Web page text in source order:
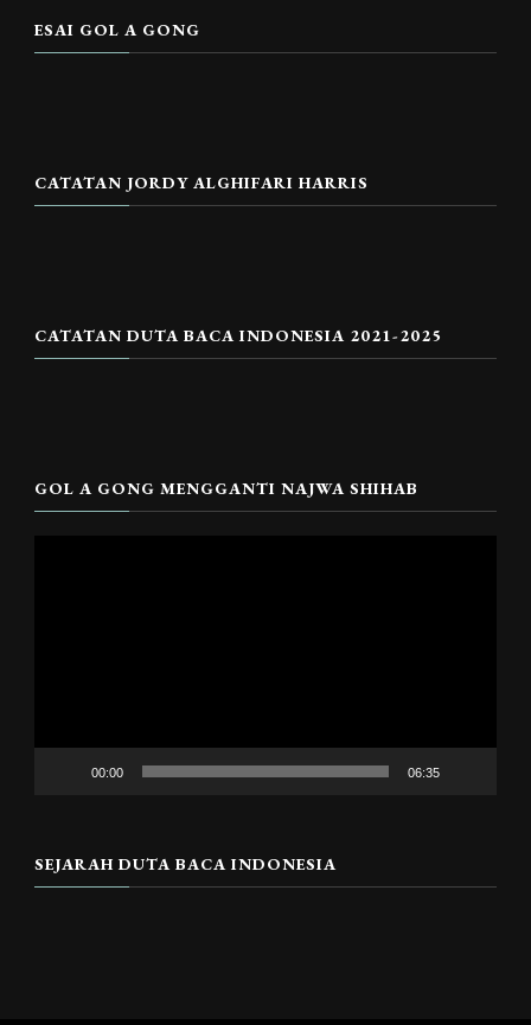
ESAI GOL A GONG
CATATAN JORDY ALGHIFARI HARRIS
CATATAN DUTA BACA INDONESIA 2021-2025
GOL A GONG MENGGANTI NAJWA SHIHAB
00:00 06:35
SEJARAH DUTA BACA INDONESIA